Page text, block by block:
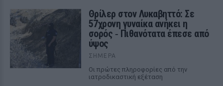
Θρίλερ στον Λυκαβηττό: Σε
57χρονη γυναίκα ανήκει η
σορός ‑ Πιθανότατα έπεσε από
ύψος
ΣΉΜΕΡΑ
Οι πρώτες πληροφορίες από την
ιατροδικαστική εξέταση